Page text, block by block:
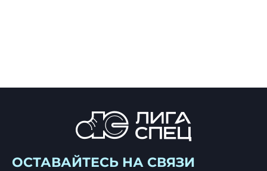
ОСТАВАЙТЕСЬ НА СВЯЗИ